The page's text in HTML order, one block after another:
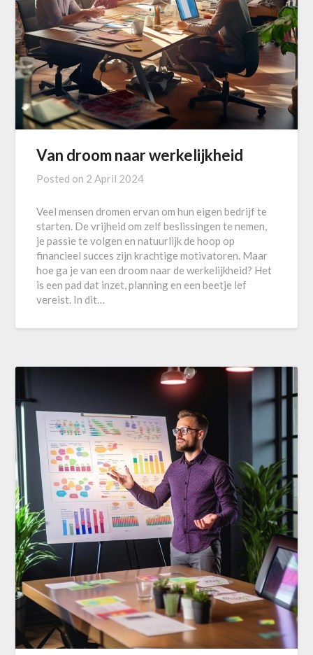
Van droom naar werkelijkheid
Posted on 2 April 2024
Veel mensen dromen ervan om hun eigen bedrijf te
starten. De vrijheid om zelf beslissingen te nemen,
je passie te volgen en natuurlijk de hoop op
financieel succes zijn krachtige motivatoren. Maar
hoe ga je van een droom naar de werkelijkheid? Het
is een pad dat inzet, planning en een beetje lef
vereist. In dit…